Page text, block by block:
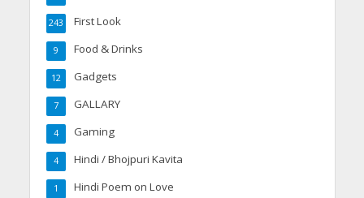
First Look
243
Food & Drinks
9
Gadgets
12
GALLARY
7
Gaming
4
Hindi / Bhojpuri Kavita
4
Hindi Poem on Love
1